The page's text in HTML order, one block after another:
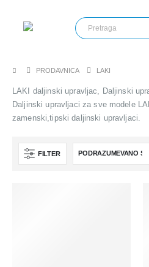
PRODAVNICA LAKI
LAKI daljinski upravljac, Daljinski
Daljinski upravljaci za sve modele
zamenski,tipski daljinski upravljaci.
FILTER